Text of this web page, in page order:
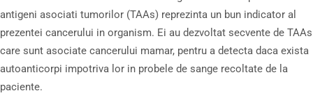
antigeni asociati tumorilor (TAAs) reprezinta un bun indicator al
prezentei cancerului in organism. Ei au dezvoltat secvente de TAAs
care sunt asociate cancerului mamar, pentru a detecta daca exista
autoanticorpi impotriva lor in probele de sange recoltate de la
paciente.